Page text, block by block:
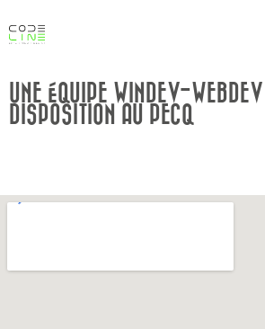
UNE ÉQUIPE WINDEV-
DISPOSITION AU PECQ